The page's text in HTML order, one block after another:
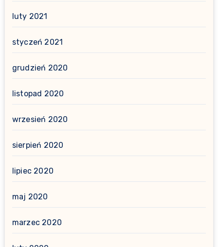
luty 2021
styczeń 2021
grudzień 2020
listopad 2020
wrzesień 2020
sierpień 2020
lipiec 2020
maj 2020
marzec 2020